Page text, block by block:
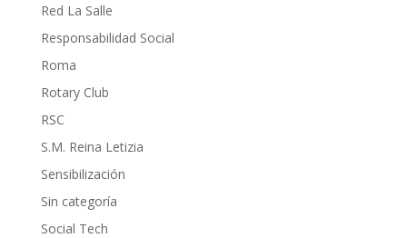
Red La Salle
Responsabilidad Social
Roma
Rotary Club
RSC
S.M. Reina Letizia
Sensibilización
Sin categoría
Social Tech